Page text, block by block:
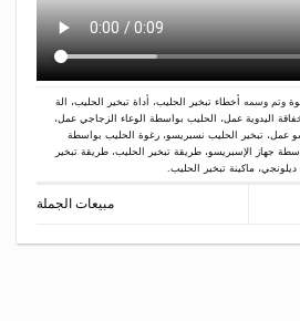
وتم وسمه أخطاء تبخير الحليب، أداة تبخير الحليب، الة
اليدوية عمل، الحليب بواسطة الوعاء الزجاجي عمل،
عمل،تبخير الحليب نسبريسو،رغوة الحليب بواسطة
جهاز الإسبريسو، طريقة تبخير الحليب، طريقة تبخير
ديلونجي، ماكينة تبخير الحليب
مبيعات الجملة